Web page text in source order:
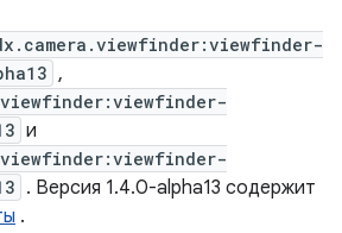
,
и
. Версия 1.4.0-alpha13 содержит
.